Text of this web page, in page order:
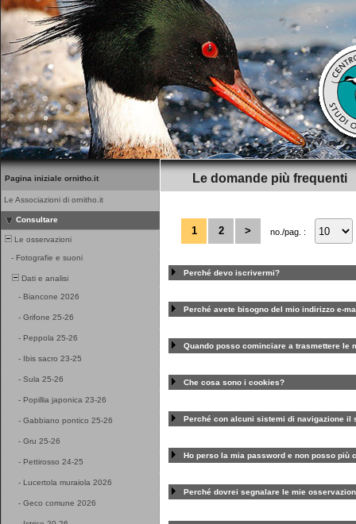
Pagina iniziale ornitho.it
Le Associazioni di ornitho.it
Consultare
Le osservazioni
- Fotografie e suoni
Dati e analisi
- Biancone 2026
- Grifone 25-26
- Peppola 25-26
- Ibis sacro 23-25
- Sula 25-26
- Popillia japonica 23-26
- Gabbiano pontico 25-26
- Gru 25-26
- Pettirosso 24-25
- Lucertola muraiola 2026
- Geco comune 2026
Le domande più frequenti
1 2 > no./pag. :
Perché devo iscrivermi?
Perché avete bisogno del mio indirizzo e-
Quando posso cominciare a trasmettere le
Che cosa sono i cookies?
Perché con alcuni sistemi di navigazione il
Ho perso la mia password e non posso più
Perché dovrei segnalare le mie